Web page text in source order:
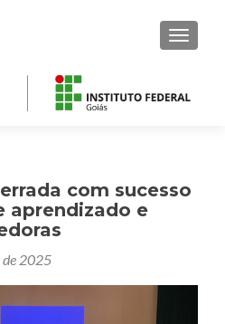
MENU
com sucesso
aprendizado e
de 2025